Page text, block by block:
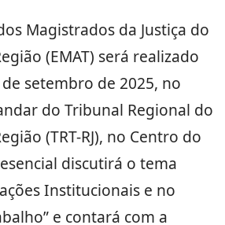
Magistrados da Justiça do
(EMAT) será realizado
setembro de 2025, no
do Tribunal Regional do
(TRT-RJ), no Centro do
discutirá o tema
Institucionais e no
e contará com a